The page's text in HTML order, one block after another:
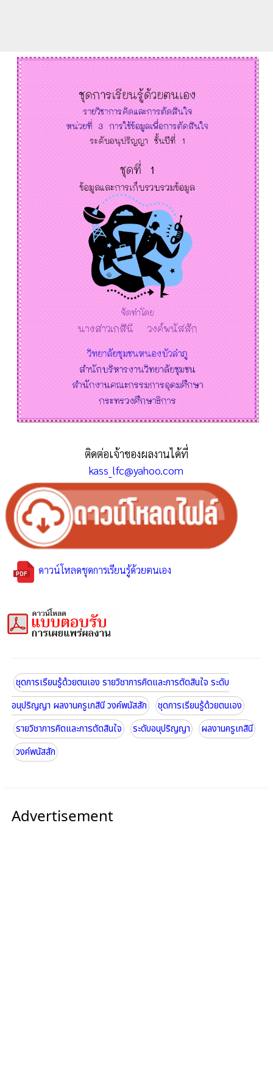
ติดต่อเจ้าของผลงานได้ที่
kass_lfc@yahoo.com
ดาวน์โหลดชุดการเรียนรู้ด้วยตนเอง
ชุดการเรียนรู้ด้วยตนเอง รายวิชาการคิดและการตัดสินใจ ระดับ
อนุปริญญา ผลงานครูเกสินี วงค์พนัสสัก
ชุดการเรียนรู้ด้วยตนเอง
รายวิชาการคิดและการตัดสินใจ
ระดับอนุปริญญา
ผลงานครูเกสินี
วงค์พนัสสัก
Advertisement